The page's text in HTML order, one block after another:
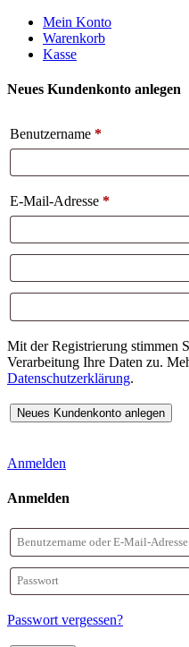
Weiter
zum
Inhalt
Mein Konto
Warenkorb
Kasse
Neues Kundenkonto anlegen
Benutzername *
E-Mail-Adresse *
Mit der Registrierung stimmen
Verarbeitung Ihre Daten zu.
Datenschutzerklärung.
Anmelden
Anmelden
Benutzername
oder
E-
Mail-
Passwort
Passwort vergessen?